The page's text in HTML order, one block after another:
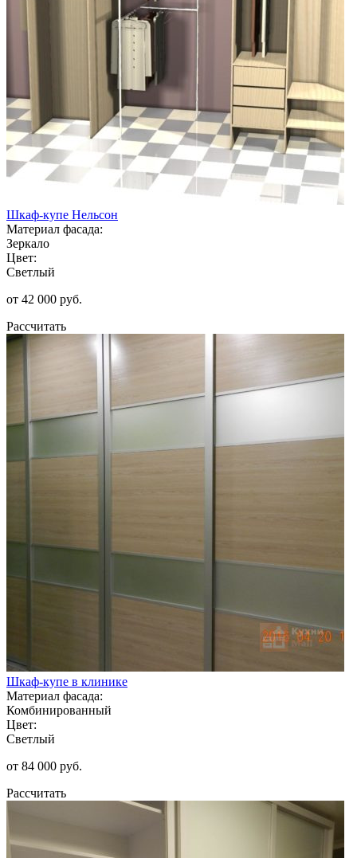
Шкаф-купе Нельсон
Материал фасада:
Зеркало
Цвет:
Светлый
от 42 000 руб.
Рассчитать
Шкаф-купе в клинике
Материал фасада:
Комбинированный
Цвет:
Светлый
от 84 000 руб.
Рассчитать